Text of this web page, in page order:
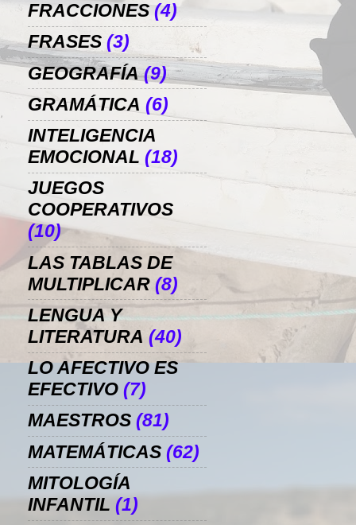
FRACCIONES (4)
FRASES (3)
GEOGRAFÍA (9)
GRAMÁTICA (6)
INTELIGENCIA
EMOCIONAL (18)
JUEGOS
COOPERATIVOS
(10)
LAS TABLAS DE
MULTIPLICAR (8)
LENGUA Y
LITERATURA (40)
LO AFECTIVO ES
EFECTIVO (7)
MAESTROS (81)
MATEMÁTICAS (62)
MITOLOGÍA
INFANTIL (1)